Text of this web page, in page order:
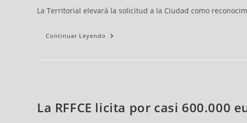
La Territorial elevará la solicitud a la Ciudad como
Continuar Leyendo
La RFFCE licita por casi